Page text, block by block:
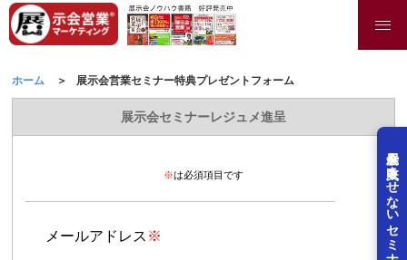
展示会を失敗させないセミナー
ホーム 展示会営業セミナー特典プレゼントフォーム
展示会セミナーレジュメ進呈
※は必須項目です
メールアドレス ※